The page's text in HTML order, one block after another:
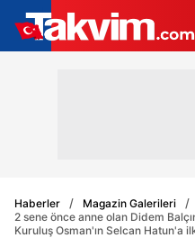
Haberler
Magazin Galerileri
2 sene önce anne olan Didem
Kuruluş Osman'ın Selcan Hatun'a